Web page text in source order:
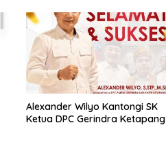
Alexander Wilyo Kantongi SK
Ketua DPC Gerindra Ketapang